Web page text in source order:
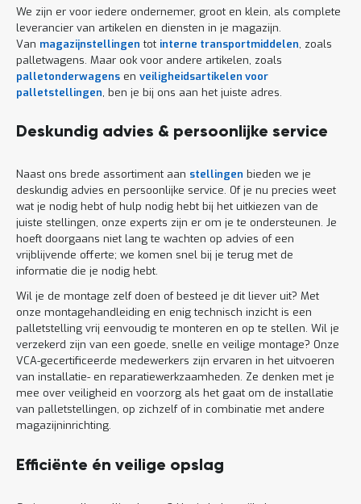
We zijn er voor iedere ondernemer, groot en klein, als complete
leverancier van artikelen en diensten in je magazijn.
Van magazijnstellingen tot interne transportmiddelen, zoals
palletwagens. Maar ook voor andere artikelen, zoals
palletonderwagens en veiligheidsartikelen voor
palletstellingen, ben je bij ons aan het juiste adres.
Deskundig advies & persoonlijke service
Naast ons brede assortiment aan stellingen bieden we je
deskundig advies en persoonlijke service. Of je nu precies weet
wat je nodig hebt of hulp nodig hebt bij het uitkiezen van de
juiste stellingen, onze experts zijn er om je te ondersteunen. Je
hoeft doorgaans niet lang te wachten op advies of een
vrijblijvende offerte; we komen snel bij je terug met de
informatie die je nodig hebt.
Wil je de montage zelf doen of besteed je dit liever uit? Met
onze montagehandleiding en enig technisch inzicht is een
palletstelling vrij eenvoudig te monteren en op te stellen. Wil je
verzekerd zijn van een goede, snelle en veilige montage? Onze
VCA-gecertificeerde medewerkers zijn ervaren in het uitvoeren
van installatie- en reparatiewerkzaamheden. Ze denken met je
mee over veiligheid en voorzorg als het gaat om de installatie
van palletstellingen, op zichzelf of in combinatie met andere
magazijninrichting.
Efficiënte én veilige opslag